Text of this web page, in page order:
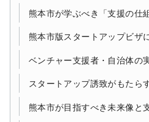
熊本市が学ぶべき「支援の仕
熊本市版スタートアップビザ
ベンチャー支援者・自治体の
スタートアップ誘致がもたら
熊本市が目指すべき未来像と